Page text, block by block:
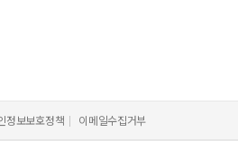
정보보호정책 이메일수집거부